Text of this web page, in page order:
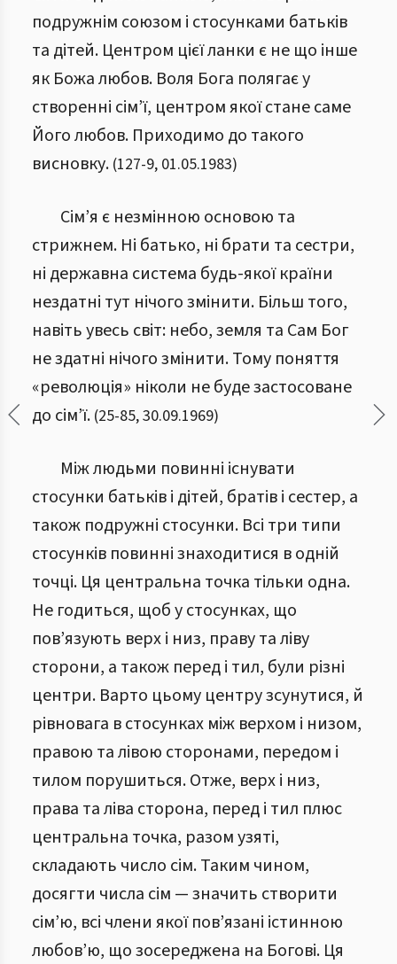
подружнім союзом і стосунками батьків
та дітей. Центром цієї ланки є не що інше
як Божа любов. Воля Бога полягає у
створенні сім’ї, центром якої стане саме
Його любов. Приходимо до такого
висновку. (127-9, 01.05.1983)
Сім’я є незмінною основою та
стрижнем. Ні батько, ні брати та сестри,
ні державна система будь-якої країни
нездатні тут нічого змінити. Більш того,
навіть увесь світ: небо, земля та Сам Бог
не здатні нічого змінити. Тому поняття
«революція» ніколи не буде застосоване
до сім’ї. (25-85,30.09.1969)
Між людьми повинні існувати
стосунки батьків і дітей, братів і сестер, а
також подружні стосунки. Всі три типи
стосунків повинні знаходитися в одній
точці. Ця центральна точка тільки одна.
Не годиться, щоб у стосунках, що
пов’язують верх і низ, праву та ліву
сторони, а також перед і тил, були різні
центри. Варто цьому центру зсунутися, й
рівновага в стосунках між верхом і низом,
правою та лівою сторонами, передом і
тилом порушиться. Отже, верх і низ,
права та ліва сторона, перед і тил плюс
центральна точка, разом узяті,
складають число сім. Таким чином,
досягти числа сім — значить створити
сім’ю, всі члени якої пов’язані істинною
любов’ю, що зосереджена на Богові. Ця